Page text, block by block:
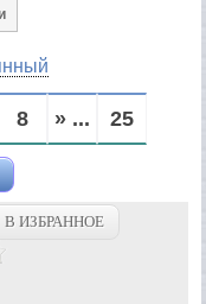
8 » ... 25
В ИЗБРАННОЕ